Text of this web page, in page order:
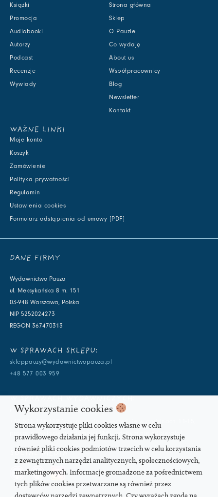
Książki
Promocja
Audiobooki
Autorzy
Podcast
Recenzje
Wywiady
Strona główna
Sklep
O Pauzie
Co wydaję
About us
Współpracownicy
Blog
Newsletter
Kontakt
WAŻNE LINKI
Moje konto
Koszyk
Zamówienie
Polityka prywatności
Regulamin
Ustawienia cookies
Formularz odstąpienia od umowy [PDF]
DANE FIRMY
Wydawnictwo Pauza
ul. Meksykańska 8 m. 151
03-948 Warszawa, Polska
NIP 5252024273
REGON 367470313
W SPRAWACH SKLEPU:
skleppauzy@wydawnictwopauza.pl
+48 577 003 959
info@wydawnictwopauza.pl
+48 501 177 119 (czynny w dni powszednie w godzinach 11-15,
proszę o wysłanie wiadomości SMS, gdybym nie odbierała)
SOCIAL MEDIA
Wykorzystanie cookies
Strona wykorzystuje pliki cookies własne w celu
prawidłowego działania jej funkcji. Strona wykorzystuje
również pliki cookies podmiotów trzecich w celu korzystania
z zewnętrznych narzędzi analitycznych, społecznościowych,
marketingowych. Informacje gromadzone za pośrednictwem
tych plików cookies przetwarzane są również przez